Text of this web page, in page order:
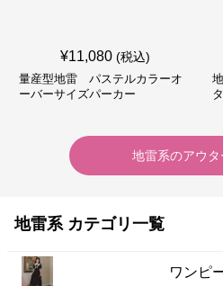
¥11,080 (税込)
量産型地雷 パステルカラーオ
ーバーサイズパーカー
地雷系のアウタ
地雷系 カテゴリ一覧
ワンピ